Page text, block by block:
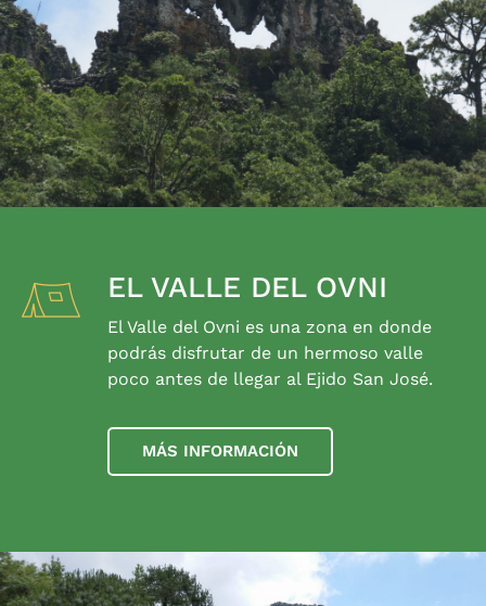
EL VALLE DEL OVNI
El Valle del Ovni es una zona en donde
podrás disfrutar de un hermoso valle
poco antes de llegar al Ejido San José.
MÁS INFORMACIÓN